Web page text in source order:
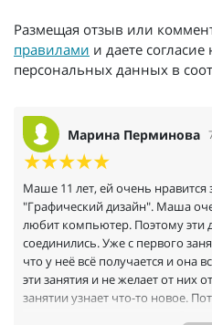
Размещая отзыв или
правилами и даете
персональных данных в
Марина Перминова
Маше 11 лет, ей очень
"Графический дизайн". Маша
любит компьютер. Поэтому эти
соединились. Уже с первого
что у неё всё получается и она
эти занятия и не желает от них
занятии узнает что-то новое.